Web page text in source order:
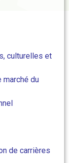
culturelles et
marché du
de carrières